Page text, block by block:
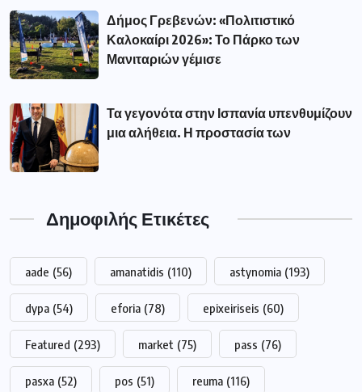
Δήμος Γρεβενών: «Πολιτιστικό
Καλοκαίρι 2026»: Το Πάρκο των
Μανιταριών γέμισε
Τα γεγονότα στην Ισπανία υπενθυμίζουν
μια αλήθεια. Η προστασία των
Δημοφιλής Ετικέτες
aade (56) amanatidis (110) astynomia (193)
dypa (54) eforia (78) epixeiriseis (60)
Featured (293) market (75) pass (76)
pasxa (52) pos (51) reuma (116)